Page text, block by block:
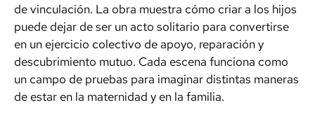
de vinculación. La obra muestra cómo criar a los hijos
puede dejar de ser un acto solitario para convertirse
en un ejercicio colectivo de apoyo, reparación y
descubrimiento mutuo. Cada escena funciona como
un campo de pruebas para imaginar distintas maneras
de estar en la maternidad y en la familia.